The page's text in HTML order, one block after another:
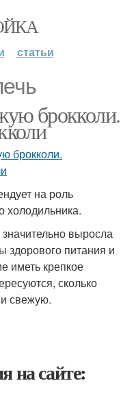
статьи
брокколи.
на роль
холодильника.
выросла
питания и
иметь крепкое
сколько
свежую.
на сайте: